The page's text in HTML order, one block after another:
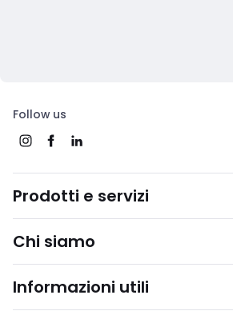
Follow us
Prodotti e servizi
Chi siamo
Informazioni utili